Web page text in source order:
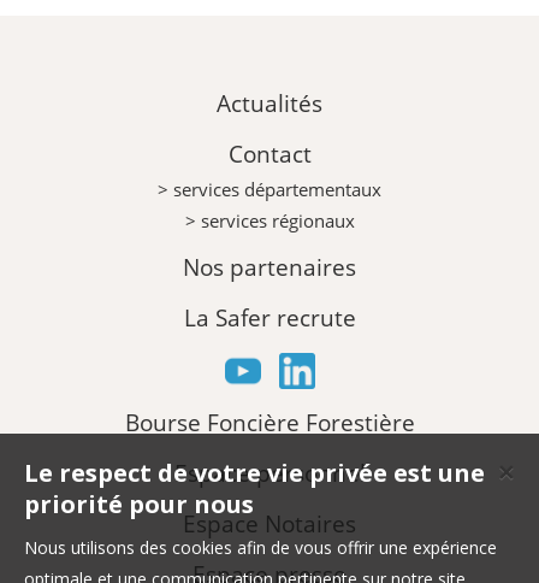
Actualités
Contact
> services départementaux
> services régionaux
Nos partenaires
La Safer recrute
Bourse Foncière Forestière
Espace personnel
Espace Notaires
Espace presse
✕
Le respect de votre vie privée est une
priorité pour nous
Nous utilisons des cookies afin de vous offrir une expérience